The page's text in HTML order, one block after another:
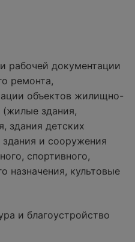
рабочей документации
ремонта,
объектов жилищно-
(жилые здания,
здания детских
и сооружения
спортивного,
назначения, культовые
и благоустройство